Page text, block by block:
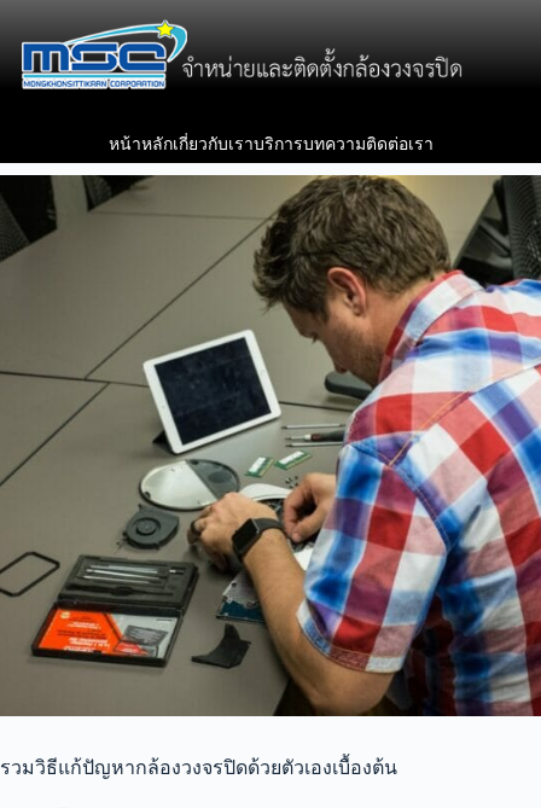
หน้าหลักเกี่ยวกับเราบริการบทความติดต่อเรา
รวมวิธีแก้ปัญหากล้องวงจรปิดด้วยตัวเองเบื้องต้น